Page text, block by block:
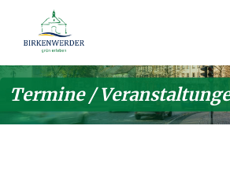
Zum Hauptinhalt springen
Termine /